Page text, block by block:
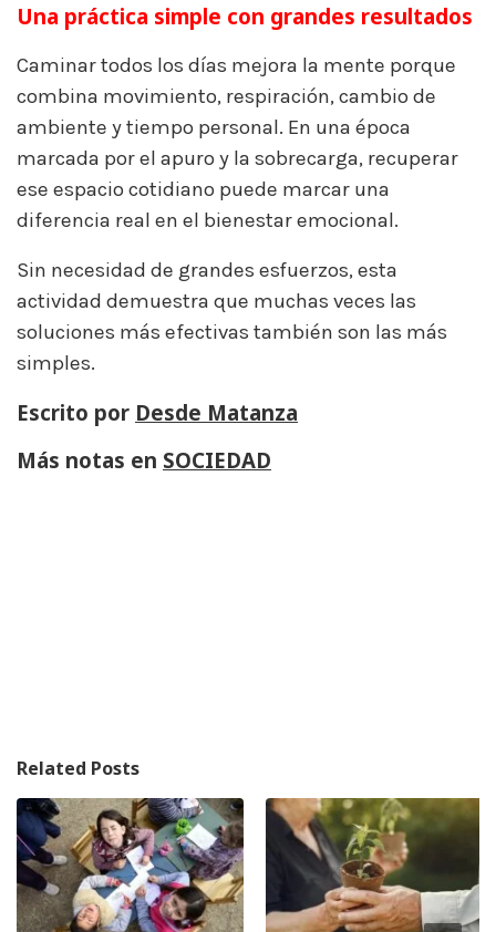
Una práctica simple con grandes resultados
Caminar todos los días mejora la mente porque
combina movimiento, respiración, cambio de
ambiente y tiempo personal. En una época
marcada por el apuro y la sobrecarga, recuperar
ese espacio cotidiano puede marcar una
diferencia real en el bienestar emocional.
Sin necesidad de grandes esfuerzos, esta
actividad demuestra que muchas veces las
soluciones más efectivas también son las más
simples.
Escrito por Desde Matanza
Más notas en SOCIEDAD
Related Posts